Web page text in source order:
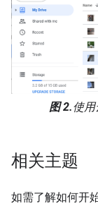
图 2.使用
相关主题
如需了解如何开